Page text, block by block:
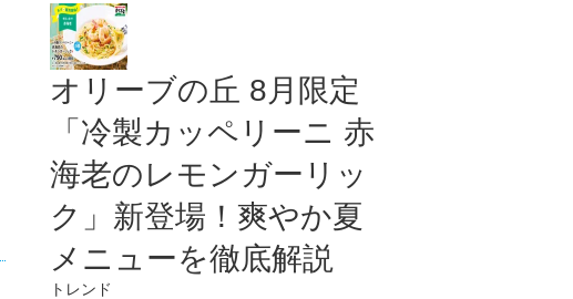
オリーブの丘 8月限定
「冷製カッペリーニ 赤
海老のレモンガーリッ
ク」新登場！爽やか夏
メニューを徹底解説
トレンド